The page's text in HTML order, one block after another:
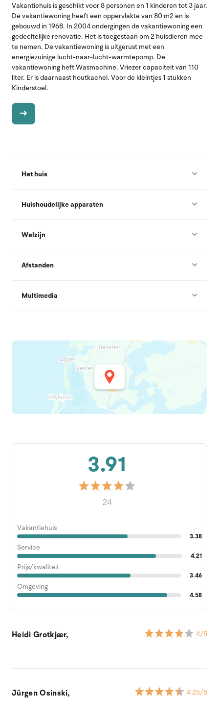
Vakantiehuis is geschikt voor 8 personen en 1 kinderen tot 3 jaar.
De vakantiewoning heeft een oppervlakte van 80 m2 en is
gebouwd in 1968. In 2004 ondergingen de vakantiewoning een
gedeeltelijke renovatie. Het is toegestaan om 2 huisdieren mee
te nemen. De vakantiewoning is uitgerust met een
energiezuinige lucht-naar-lucht-warmtepomp. De
vakantiewoning heft Wasmachine. Vriezer capaciteit van 110
liter. Er is daarnaast houtkachel. Voor de kleintjes 1 stukken
Kinderstoel.
Het huis
Huishoudelijke apparaten
Welzijn
Afstanden
Multimedia
3.91
24
Vakantiehuis
3.38
Service
4.21
Prijs/kwaliteit
3.46
Omgeving
4.58
Heidi Grotkjær, 4/5
Jürgen Osinski, 4.25/5